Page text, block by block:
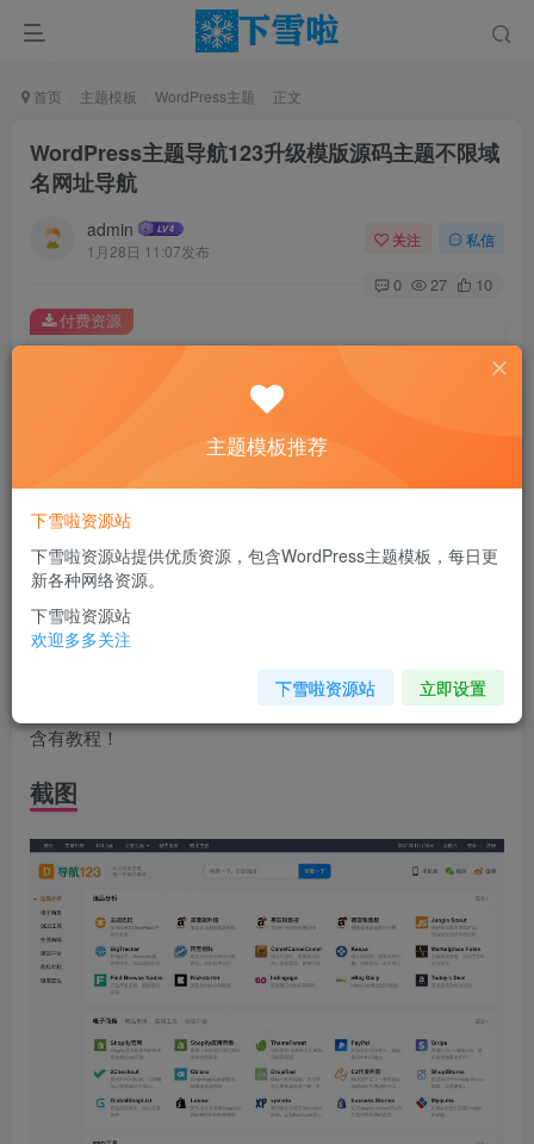
首页 主题模板 WordPress主题 正文
WordPress主题导航123升级模版源码主题不限域
名网址导航
admin
1月28日 11:07发布
关注 私信
0 27 10
此内容为付费资源，请付费后查看
￥2
您当前未登录！建议登陆后购买，可保存购买订单
付费资源
介绍
WordPress主题导航123升级模版源码主题不限域名网址导航
含有教程！
截图
主题模板推荐
下雪啦资源站
下雪啦资源站提供优质资源，包含WordPress主题模板，每日更
新各种网络资源。
下雪啦资源站
欢迎多多关注
下雪啦资源站 立即设置